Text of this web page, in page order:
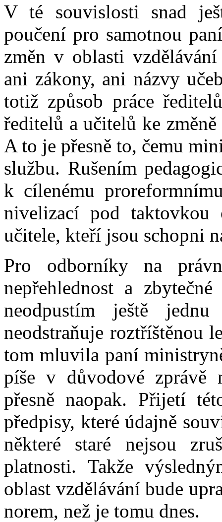
V té souvislosti snad
poučení pro samotnou
změn v oblasti
ani zákony, ani názvy
totiž způsob práce
ředitelů a učitelů ke
A to je přesně to, čemu
službu. Rušením
k cílenému
nivelizací pod taktovkou
učitele, kteří jsou schopni
Pro odborníky na
nepřehlednost a
neodpustím ještě jednu
neodstraňuje roztříštěnou
tom mluvila paní
píše v důvodové zprávě
přesně naopak. Přijetí
předpisy, které údajně
některé staré nejsou
platnosti. Takže
oblast vzdělávání bude
norem, než je tomu dnes.